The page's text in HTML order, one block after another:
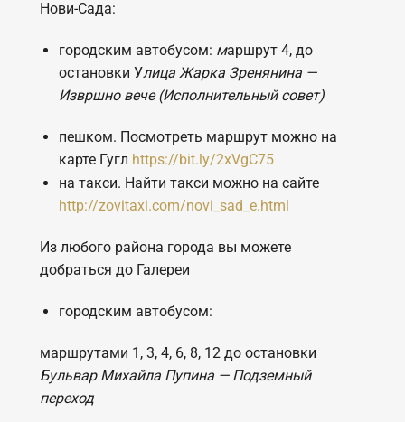
Нови-Сада:
городским автобусом: маршрут 4, до
остановки Улица Жарка Зренянина —
Извршно вече (Исполнительный совет)
пешком. Посмотреть маршрут можно на
карте Гугл https://bit.ly/2xVgC75
на такси. Найти такси можно на сайте
http://zovitaxi.com/novi_sad_e.html
Из любого района города вы можете
добраться до Галереи
городским автобусом:
маршрутами 1, 3, 4, 6, 8, 12 до остановки
Бульвар Михайла Пупина — Подземный
переход